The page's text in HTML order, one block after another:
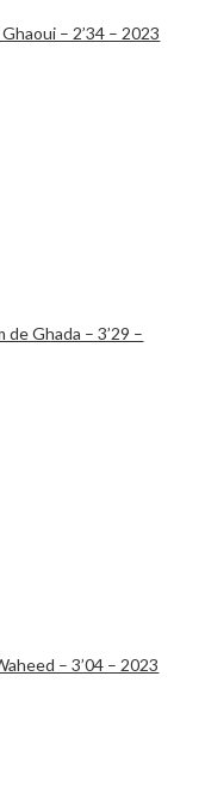
– 2’34 – 2023
de Ghada – 3’29 –
– 3’04 – 2023